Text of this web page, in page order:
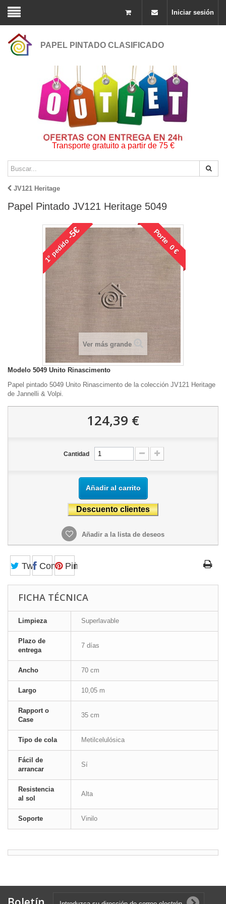
Iniciar sesión
PAPEL PINTADO CLASIFICADO
Transporte gratuito a partir de 75 €
JV121 Heritage
Papel Pintado JV121 Heritage 5049
1°
pedido
-5€ Porte 0 €
Ver más grande
Modelo 5049 Unito Rinascimento
Papel pintado 5049 Unito Rinascimento de la colección JV121 Heritage
de Jannelli & Volpi.
124,39 €
Cantidad
Añadir al carrito
Añadir a la lista de deseos
TweetCompartirPinterest
FICHA TÉCNICA
Limpieza Superlavable
Plazo de
entrega
7 días
Ancho 70 cm
Largo 10,05 m
Rapport o
Case
35 cm
Tipo de cola Metilcelulósica
Fácil de
arrancar
Sí
Resistencia
al sol
Alta
Soporte Vinilo